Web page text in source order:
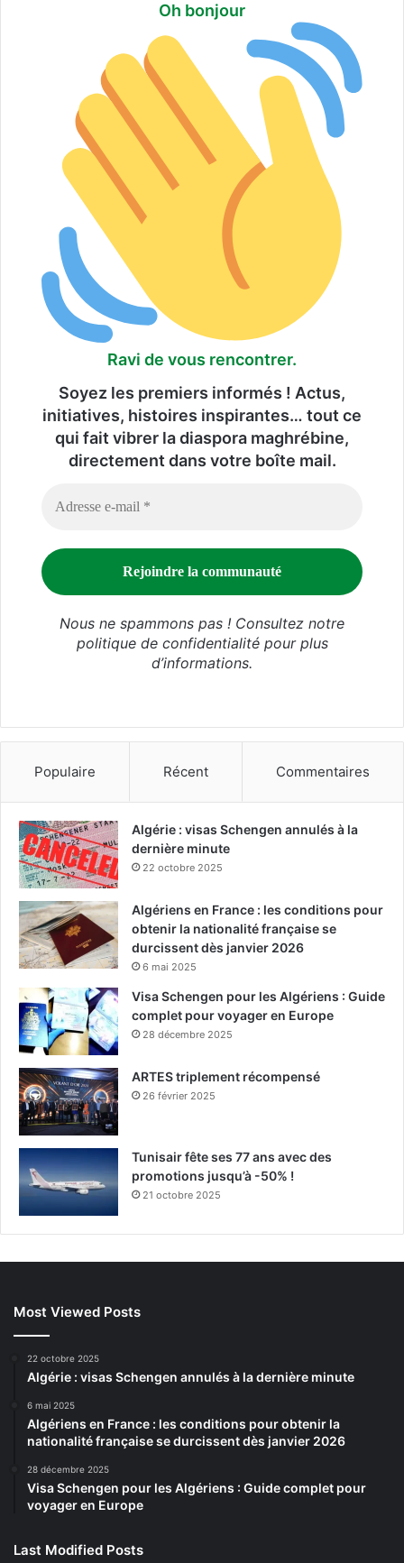
Oh bonjour
Ravi de vous rencontrer.
Soyez les premiers informés ! Actus,
initiatives, histoires inspirantes… tout ce
qui fait vibrer la diaspora maghrébine,
directement dans votre boîte mail.
Nous ne spammons pas ! Consultez notre
politique de confidentialitépour plus
d’informations.
Populaire Récent Commentaires
Algérie : visas Schengen annulés à la
dernière minute
22 octobre 2025
Algériens en France : les conditions pour
obtenir la nationalité française se
durcissent dès janvier 2026
6 mai 2025
Visa Schengen pour les Algériens : Guide
complet pour voyager en Europe
28 décembre 2025
ARTES triplement récompensé
26 février 2025
Tunisair fête ses 77 ans avec des
promotions jusqu’à -50% !
21 octobre 2025
Most Viewed Posts
22 octobre 2025
Algérie : visas Schengen annulés à la dernière minute
6 mai 2025
Algériens en France : les conditions pour obtenir la
nationalité française se durcissent dès janvier 2026
28 décembre 2025
Visa Schengen pour les Algériens : Guide complet pour
voyager en Europe
Last Modified Posts